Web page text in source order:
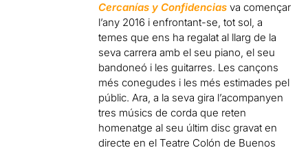
Cercanías y Confidencias va començar
l’any 2016 i enfrontant-se, tot sol, a
temes que ens ha regalat al llarg de la
seva carrera amb el seu piano, el seu
bandoneó i les guitarres. Les cançons
més conegudes i les més estimades pel
públic. Ara, a la seva gira l’acompanyen
tres músics de corda que reten
homenatge al seu últim disc gravat en
directe en el Teatre Colón de Buenos